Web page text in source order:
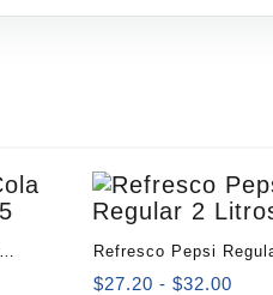
Refresco Pepsi
$27.20 - $32.00